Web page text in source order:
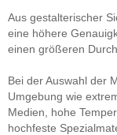
Aus gestalterischer
eine höhere
einen größeren
Bei der Auswahl der
Umgebung wie
Medien, hohe
hochfeste